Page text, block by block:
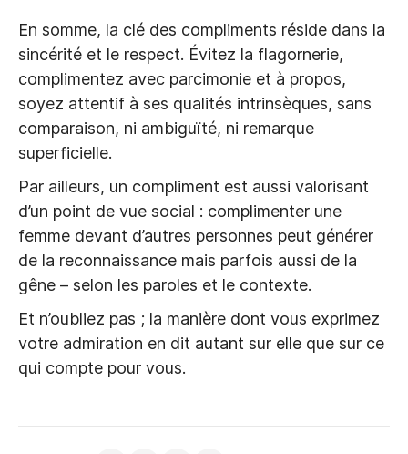
En somme, la clé des compliments réside dans la
sincérité et le respect. Évitez la flagornerie,
complimentez avec parcimonie et à propos,
soyez attentif à ses qualités intrinsèques, sans
comparaison, ni ambiguïté, ni remarque
superficielle.
Par ailleurs, un compliment est aussi valorisant
d’un point de vue social : complimenter une
femme devant d’autres personnes peut générer
de la reconnaissance mais parfois aussi de la
gêne – selon les paroles et le contexte.
Et n’oubliez pas ; la manière dont vous exprimez
votre admiration en dit autant sur elle que sur ce
qui compte pour vous.